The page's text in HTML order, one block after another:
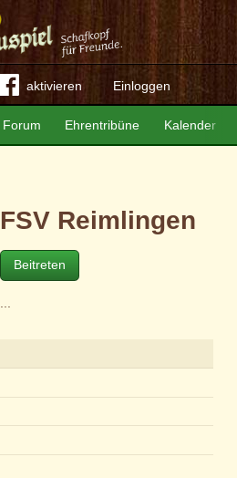
aktivieren Einloggen
Forum Ehrentribüne Kalender
FSV Reimlingen
Beitreten